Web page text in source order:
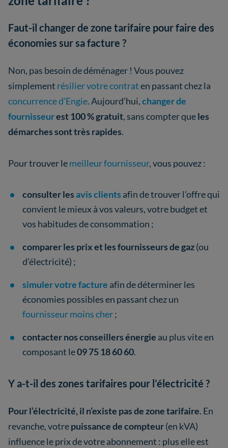
Faut-il changer de zone tarifaire pour faire des
économies sur sa facture ?
Non, pas besoin de déménager ! Vous pouvez
simplement résilier votre contraten passant chez la
concurrence d’Engie. Aujourd’hui,changer de
fournisseurest 100 % gratuit, sans compter queles
démarches sont très rapides.
Pour trouver lemeilleur fournisseur, vous pouvez :
consulter lesavis clients afin de trouver l’offre qui
convient le mieux à vos valeurs, votre budget et
vos habitudes de consommation ;
comparer les prix et les fournisseurs de gaz(ou
d’électricité) ;
simuler votre facture afin de déterminer les
économies possibles en passant chez un
fournisseur moins cher;
contacter nos conseillers énergie au plus vite en
composant le09 75 18 60 60.
Y a-t-il des zones tarifaires pour l’électricité ?
Pour l’électricité, il n’existe pas de zone tarifaire. En
revanche, votrepuissance de compteur(en kVA)
influence le prix de votre abonnement : plus elle est